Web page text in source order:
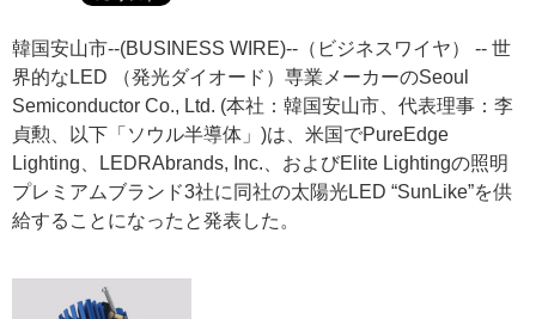
韓国安山市--(BUSINESS WIRE)--（ビジネスワイヤ） -- 世
界的なLED （発光ダイオード）専業メーカーのSeoul
Semiconductor Co., Ltd. (本社：韓国安山市、代表理事：李
貞勲、以下「ソウル半導体」)は、米国でPureEdge
Lighting、LEDRAbrands, Inc.、およびElite Lightingの照明
プレミアムブランド3社に同社の太陽光LED “SunLike”を供
給することになったと発表した。